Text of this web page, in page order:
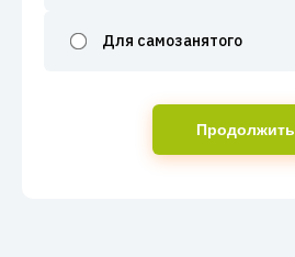
Для самозанятого
Продолжить